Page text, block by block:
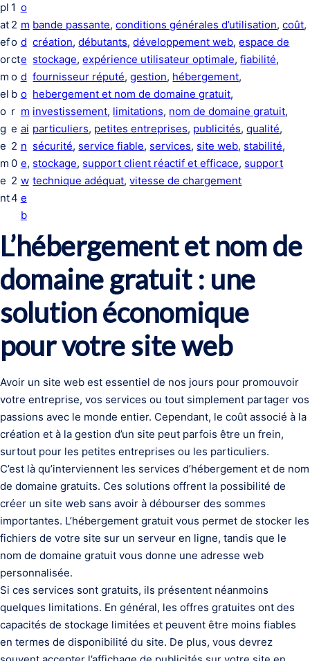
pl
at
ef
or
m
el
o
g
e
m
e
nt
1
2
o
ct
o
b
r
e
2
0
2
4
o
m
d
e
d
o
m
ai
n
e
w
e
b
bande passante, conditions générales d’utilisation, coût
création, débutants, développement web, espace de
stockage, expérience utilisateur optimale, fiabilité
fournisseur réputé, gestion, hébergement
hebergement et nom de domaine gratuit
investissement, limitations, nom de domaine gratuit
particuliers, petites entreprises, publicités, qualité
sécurité, service fiable, services, site web, stabilité
stockage, support client réactif et efficace, support
technique adéquat, vitesse de chargement
L’hébergement et nom de
domaine gratuit : une
solution économique
pour votre site web
Avoir un site web est essentiel de nos jours pour promouvoir
votre entreprise, vos services ou tout simplement partager vos
passions avec le monde entier. Cependant, le coût associé à la
création et à la gestion d’un site peut parfois être un frein,
surtout pour les petites entreprises ou les particuliers.
C’est là qu’interviennent les services d’hébergement et de nom
de domaine gratuits. Ces solutions offrent la possibilité de
créer un site web sans avoir à débourser des sommes
importantes. L’hébergement gratuit vous permet de stocker les
fichiers de votre site sur un serveur en ligne, tandis que le
nom de domaine gratuit vous donne une adresse web
personnalisée.
Si ces services sont gratuits, ils présentent néanmoins
quelques limitations. En général, les offres gratuites ont des
capacités de stockage limitées et peuvent être moins fiables
en termes de disponibilité du site. De plus, vous devrez